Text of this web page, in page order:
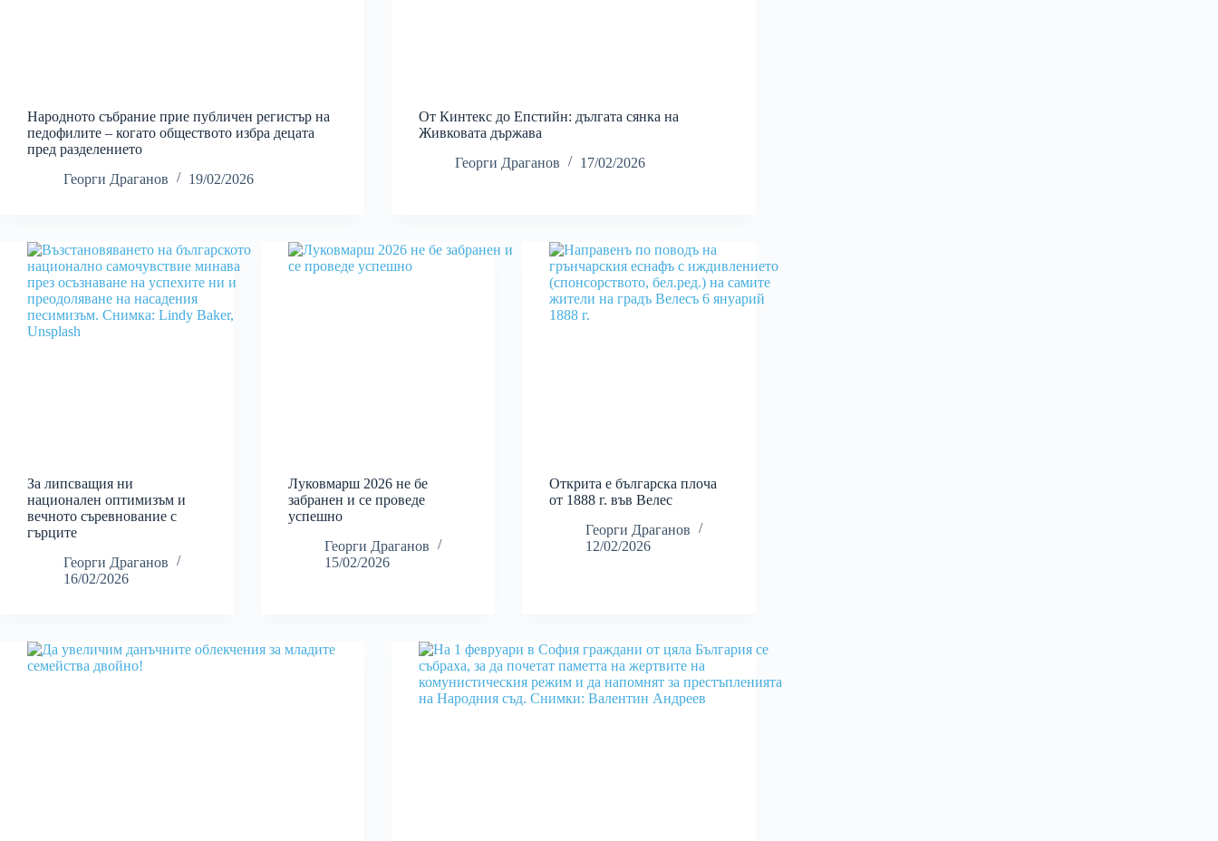
Народното събрание прие публичен регистър на
педофилите – когато обществото избра децата
пред разделението
Георги Драганов
19/02/2026
От Кинтекс до Епстийн: дългата сянка на
Живковата държава
Георги Драганов
17/02/2026
За липсващия ни
национален оптимизъм и
вечното съревнование с
гърците
Георги Драганов
16/02/2026
Луковмарш 2026 не бе
забранен и се проведе
успешно
Георги Драганов
15/02/2026
Открита e българска плоча
от 1888 г. във Велес
Георги Драганов
12/02/2026